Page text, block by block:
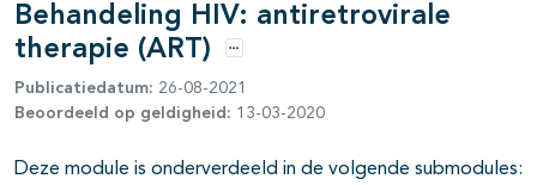
open- en dichtklappen
open- en dichtklappen
open- en dichtklappen
Behandeling HIV: antiretrovirale
therapie (ART)
Opties
Publicatiedatum: 26-08-2021
Beoordeeld op geldigheid: 13-03-2020
Deze module is onderverdeeld in de volgende submodules: